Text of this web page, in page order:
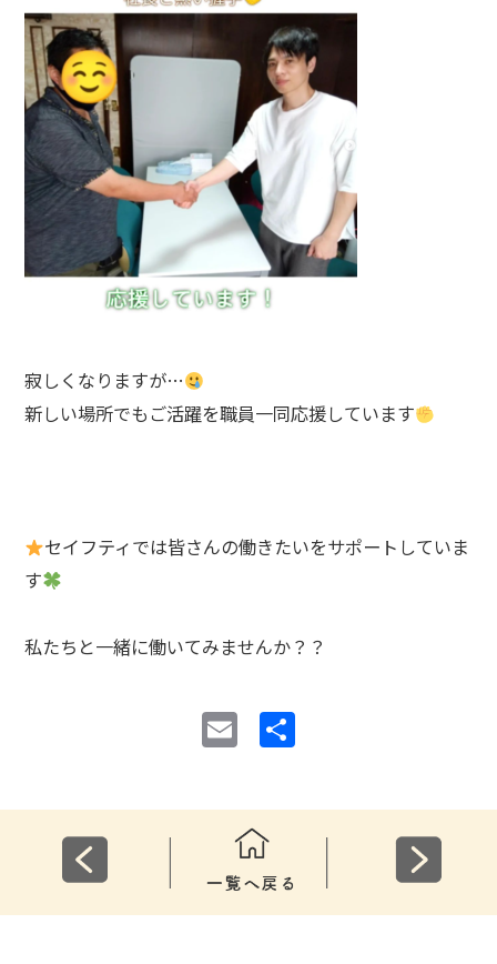
寂しくなりますが…
新しい場所でもご活躍を職員一同応援しています
セイフティでは皆さんの働きたいをサポートしていま
す
私たちと一緒に働いてみませんか？？⁡
E
ai
l